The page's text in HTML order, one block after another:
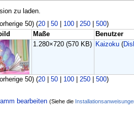
zu laden.
50) (20| 50| 100| 250| 500)
Maße Benutzer
1.280×720(570 KB) Kaizoku (
50) (20| 50| 100| 250| 500)
bearbeiten (Siehe die